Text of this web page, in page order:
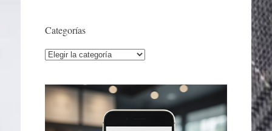
Categorías
Categorías